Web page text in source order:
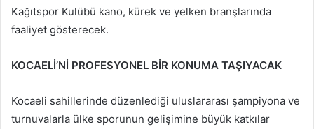
Kağıtspor Kulübü kano, kürek ve yelken branşlarında
faaliyet gösterecek.
KOCAELİ’Nİ PROFESYONEL BİR KONUMA TAŞIYACAK
Kocaeli sahillerinde düzenlediği uluslararası şampiyona ve
turnuvalarla ülke sporunun gelişimine büyük katkılar